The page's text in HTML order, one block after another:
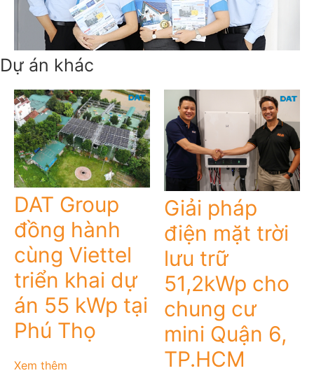
Dự án khác
DAT Group
đồng hành
cùng Viettel
triển khai dự
án 55 kWp tại
Phú Thọ
Xem thêm
Giải pháp
điện mặt trời
lưu trữ
51,2kWp cho
chung cư
mini Quận 6,
TP.HCM